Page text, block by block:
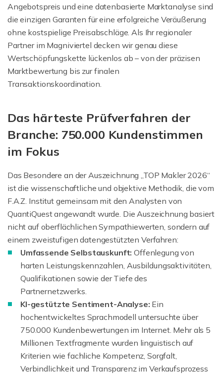
Angebotspreis und eine datenbasierte Marktanalyse sind
die einzigen Garanten für eine erfolgreiche Veräußerung
ohne kostspielige Preisabschläge. Als Ihr regionaler
Partner im Magniviertel decken wir genau diese
Wertschöpfungskette lückenlos ab – von der präzisen
Marktbewertung bis zur finalen
Transaktionskoordination.
Das härteste Prüfverfahren der
Branche: 750.000 Kundenstimmen
im Fokus
Das Besondere an der Auszeichnung „TOP Makler 2026“
ist die wissenschaftliche und objektive Methodik, die vom
F.A.Z. Institut gemeinsam mit den Analysten von
QuantiQuest angewandt wurde. Die Auszeichnung basiert
nicht auf oberflächlichen Sympathiewerten, sondern auf
einem zweistufigen datengestützten Verfahren:
Umfassende Selbstauskunft: Offenlegung von
harten Leistungskennzahlen, Ausbildungsaktivitäten,
Qualifikationen sowie der Tiefe des
Partnernetzwerks.
KI-gestützte Sentiment-Analyse: Ein
hochentwickeltes Sprachmodell untersuchte über
750.000 Kundenbewertungen im Internet. Mehr als 5
Millionen Textfragmente wurden linguistisch auf
Kriterien wie fachliche Kompetenz, Sorgfalt,
Verbindlichkeit und Transparenz im Verkaufsprozess